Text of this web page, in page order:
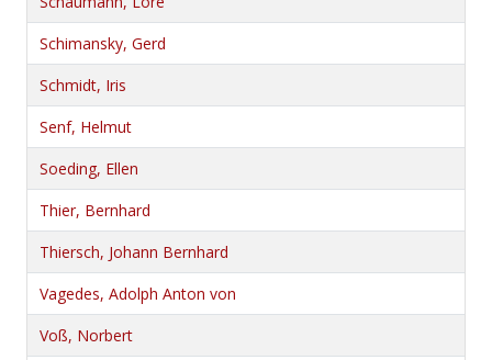
Schimansky, Gerd
Schmidt, Iris
Senf, Helmut
Soeding, Ellen
Thier, Bernhard
Thiersch, Johann Bernhard
Vagedes, Adolph Anton von
Voß, Norbert